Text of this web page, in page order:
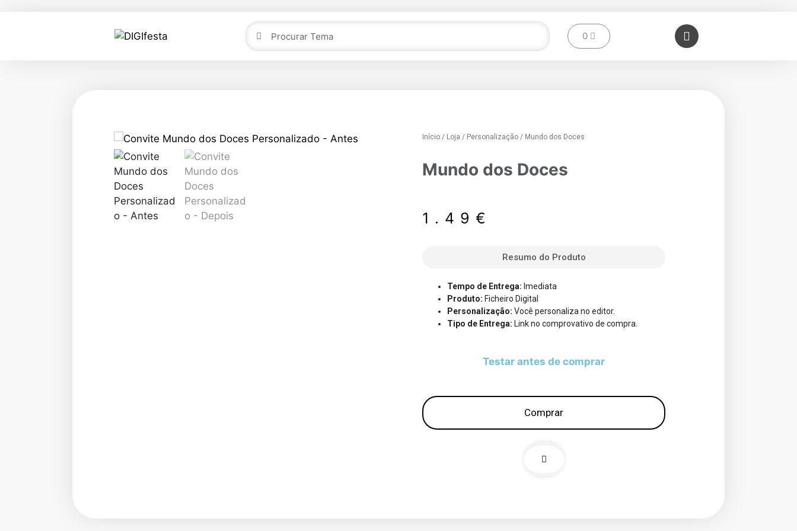
Início / Loja / Personalização / Mundo dos Doces
Mundo dos Doces
1.49 €
Resumo do Produto
Tempo de Entrega: Imediata
Produto: Ficheiro Digital
Personalização: Você personaliza no editor.
Tipo de Entrega: Link no comprovativo de compra.
Testar antes de comprar
Comprar